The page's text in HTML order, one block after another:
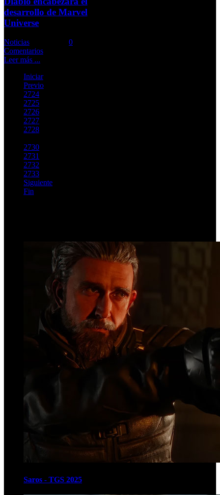
desarrollo de Marvel
Universe
Noticias
0
Comentarios
Leer más ...
Iniciar
Previo
2724
2725
2726
2727
2728
2730
2731
2732
2733
Siguiente
Fin
Saros - TGS 2025